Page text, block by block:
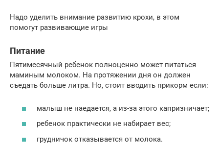
Надо уделить внимание развитию крохи, в этом
помогут развивающие игры
Питание
Пятимесячный ребенок полноценно может питаться
маминым молоком. На протяжении дня он должен
съедать больше литра. Но, стоит вводить прикорм если:
малыш не наедается, а из-за этого капризничает;
ребенок практически не набирает вес;
грудничок отказывается от молока.